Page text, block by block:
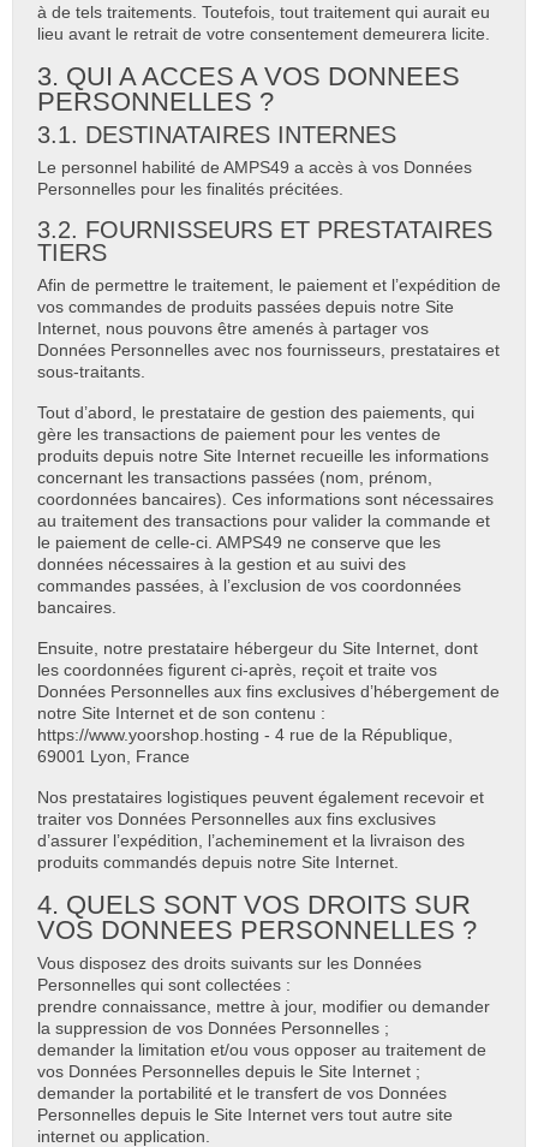
à de tels traitements. Toutefois, tout traitement qui aurait eu
lieu avant le retrait de votre consentement demeurera licite.
3. QUI A ACCES A VOS DONNEES
PERSONNELLES ?
3.1. DESTINATAIRES INTERNES
Le personnel habilité de AMPS49 a accès à vos Données
Personnelles pour les finalités précitées.
3.2. FOURNISSEURS ET PRESTATAIRES
TIERS
Afin de permettre le traitement, le paiement et l’expédition de
vos commandes de produits passées depuis notre Site
Internet, nous pouvons être amenés à partager vos
Données Personnelles avec nos fournisseurs, prestataires et
sous-traitants.
Tout d’abord, le prestataire de gestion des paiements, qui
gère les transactions de paiement pour les ventes de
produits depuis notre Site Internet recueille les informations
concernant les transactions passées (nom, prénom,
coordonnées bancaires). Ces informations sont nécessaires
au traitement des transactions pour valider la commande et
le paiement de celle-ci. AMPS49 ne conserve que les
données nécessaires à la gestion et au suivi des
commandes passées, à l’exclusion de vos coordonnées
bancaires.
Ensuite, notre prestataire hébergeur du Site Internet, dont
les coordonnées figurent ci-après, reçoit et traite vos
Données Personnelles aux fins exclusives d’hébergement de
notre Site Internet et de son contenu :
https://www.yoorshop.hosting - 4 rue de la République,
69001 Lyon, France
Nos prestataires logistiques peuvent également recevoir et
traiter vos Données Personnelles aux fins exclusives
d’assurer l’expédition, l’acheminement et la livraison des
produits commandés depuis notre Site Internet.
4. QUELS SONT VOS DROITS SUR
VOS DONNEES PERSONNELLES ?
Vous disposez des droits suivants sur les Données
Personnelles qui sont collectées :
prendre connaissance, mettre à jour, modifier ou demander
la suppression de vos Données Personnelles ;
demander la limitation et/ou vous opposer au traitement de
vos Données Personnelles depuis le Site Internet ;
demander la portabilité et le transfert de vos Données
Personnelles depuis le Site Internet vers tout autre site
internet ou application.